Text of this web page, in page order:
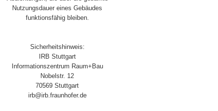
Nutzungsdauer eines Gebäudes
funktionsfähig bleiben.
Sicherheitshinweis:
IRB Stuttgart
Informationszentrum Raum+Bau
Nobelstr. 12
70569 Stuttgart
irb@irb.fraunhofer.de